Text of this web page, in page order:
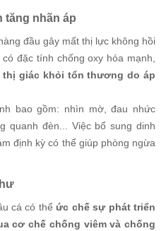
tăng nhãn áp
đầu gây mất thị lực không hồi
có đặc tính chống oxy hóa mạnh,
thị giác khỏi tổn thương do áp
bao gồm: nhìn mờ, đau nhức
quanh đèn... Việc bổ sung dinh
định kỳ có thể giúp phòng ngừa
cá có thể ức chế sự phát triển
cơ chế chống viêm và chống